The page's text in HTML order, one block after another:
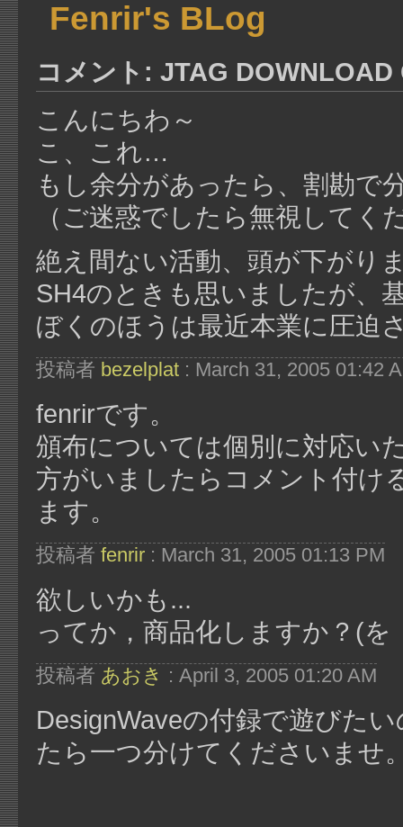
Fenrir's BLog
コメント: JTAG DOWNLOAD
こんにちわ～
こ、これ…
もし余分があったら、割勘
（ご迷惑でしたら無視してく
絶え間ない活動、頭が下がり
SH4のときも思いましたが、
ぼくのほうは最近本業に圧迫
投稿者 bezelplat : March 31, 2005 01:42
fenrirです。
頒布については個別に対応い
方がいましたらコメント付け
ます。
投稿者 fenrir : March 31, 2005 01:13 PM
欲しいかも...
ってか，商品化しますか？(を
投稿者 あおき : April 3, 2005 01:20 AM
DesignWaveの付録で遊びた
たら一つ分けてくださいませ